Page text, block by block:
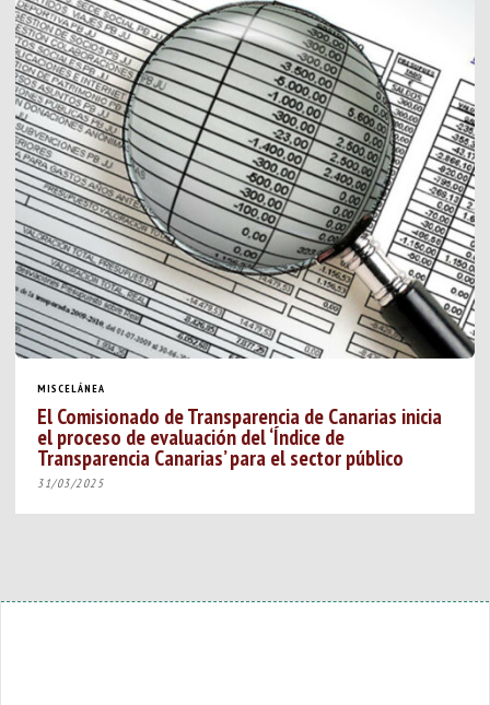
MISCELÁNEA
El Comisionado de Transparencia de Canarias inicia
el proceso de evaluación del ‘Índice de
Transparencia Canarias’ para el sector público
31/03/2025